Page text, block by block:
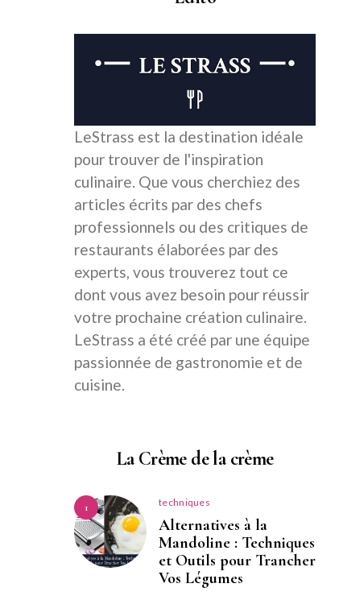
LeStrass est la destination idéale
pour trouver de l'inspiration
culinaire. Que vous cherchiez des
articles écrits par des chefs
professionnels ou des critiques de
restaurants élaborées par des
experts, vous trouverez tout ce
dont vous avez besoin pour réussir
votre prochaine création culinaire.
LeStrass a été créé par une équipe
passionnée de gastronomie et de
cuisine.
La Crème de la crème
1 techniques
Alternatives à la
Mandoline : Techniques
et Outils pour Trancher
Vos Légumes